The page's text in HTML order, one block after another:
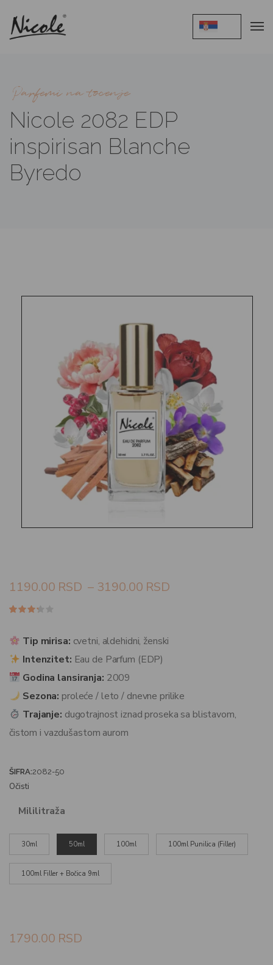
Parfemi na tocenje
Nicole 2082 EDP
inspirisan Blanche
Byredo
1190.00 RSD – 3190.00 RSD
od 5
na
ocena
Tip mirisa: cvetni, aldehidni, ženski
Intenzitet: Eau de Parfum (EDP)
Godina lansiranja: 2009
Sezona: proleće / leto / dnevne prilike
Trajanje: dugotrajnost iznad proseka sa blistavom,
čistom i vazdušastom aurom
ŠIFRA:2082-50
Mililitraža
30ml 50ml 100ml 100ml Punilica (Filler)
100ml Filler + Bočica 9ml
Očisti
1790.00 RSD